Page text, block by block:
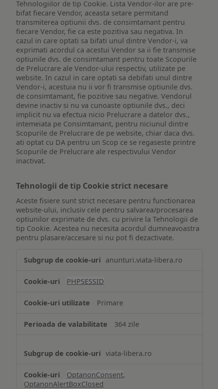
Tehnologiilor de tip Cookie. Lista Vendor-ilor are pre-
bifat fiecare Vendor, aceasta setare permitand
transmiterea optiunii dvs. de consimtamant pentru
fiecare Vendor, fie ca este pozitiva sau negativa. In
cazul in care optati sa bifati unul dintre Vendor-i, va
exprimati acordul ca acestui Vendor sa ii fie transmise
optiunile dvs. de consimtamant pentru toate Scopurile
de Prelucrare ale Vendor-ului respectiv, utilizate pe
website. In cazul in care optati sa debifati unul dintre
Vendor-i, acestuia nu ii vor fi transmise optiunile dvs.
de consimtamant, fie pozitive sau negative. Vendorul
devine inactiv si nu va cunoaste optiunile dvs., deci
implicit nu va efectua nicio Prelucrare a datelor dvs.,
intemeiata pe Consimtamant, pentru niciunul dintre
Scopurile de Prelucrare de pe website, chiar daca dvs.
ati optat cu DA pentru un Scop ce se regaseste printre
Scopurile de Prelucrare ale respectivului Vendor
inactivat.
Tehnologii de tip Cookie strict necesare
Aceste fisiere sunt strict necesare pentru functionarea
website-ului, inclusiv cele pentru salvarea/procesarea
optiunilor exprimate de dvs. cu privire la Tehnologii de
tip Cookie. Acestea nu necesita acordul dumneavoastra
pentru plasare/accesare si nu pot fi dezactivate.
de
Cookie
necesare
anunturi.viata-libera.ro
PHPSESSID
Primare
364 zile
viata-libera.ro
OptanonConsent,
OptanonAlertBoxClosed